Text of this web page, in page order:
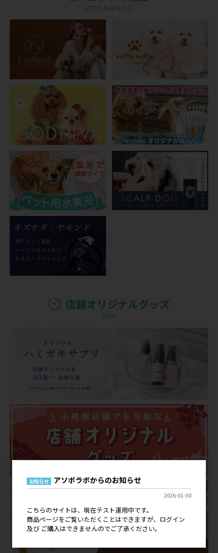
RECOMMENDED
店舗オリジナルグッズ
OEM
お知らせ アソボラボからのお知らせ
2026-01-30
こちらのサイトは、現在テスト運用中です。
商品ページをご覧いただくことはできますが、ログイン
及び ご購入はできませんのでご了承ください。